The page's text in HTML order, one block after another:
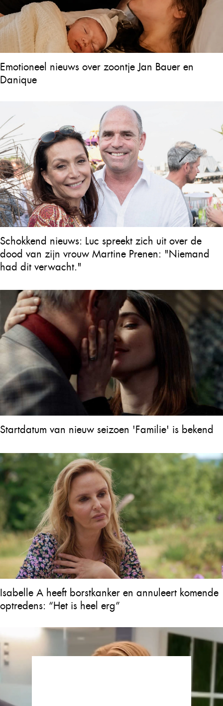
Emotioneel nieuws over zoontje Jan Bauer en
Danique
Schokkend nieuws: Luc spreekt zich uit over de
dood van zijn vrouw Martine Prenen: "Niemand
had dit verwacht."
Startdatum van nieuw seizoen 'Familie' is bekend
Isabelle A heeft borstkanker en annuleert komende
optredens: “Het is heel erg”